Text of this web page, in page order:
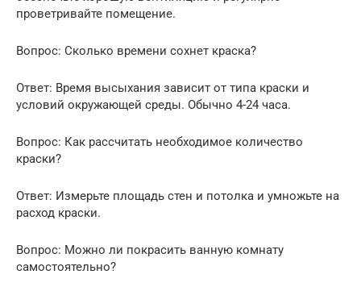
проветривайте помещение.
Вопрос: Сколько времени сохнет краска?
Ответ: Время высыхания зависит от типа краски и
условий окружающей среды. Обычно 4-24 часа.
Вопрос: Как рассчитать необходимое количество
краски?
Ответ: Измерьте площадь стен и потолка и умножьте на
расход краски.
Вопрос: Можно ли покрасить ванную комнату
самостоятельно?